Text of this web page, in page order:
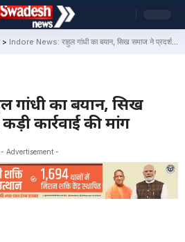
> Indore News: राहुल गांधी का बयान, सिख समाज ने प्रदर्शन कर कड़ी कार्रवाई की मांग
गांधी का बयान, सिख
कार्रवाई की मांग
- Advertisement -